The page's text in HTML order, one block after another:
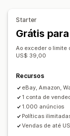
Processamento
Pedidos em
Painel de
Notificações e
Alertas
Alertas por e-mail
Métricas de
Registros
Starter
Grátis
Ao exceder o limite
US$ 39,00
Recursos
eBay, Amazon,
1 conta de
1.000 anúncios
Políticas
Vendas de até